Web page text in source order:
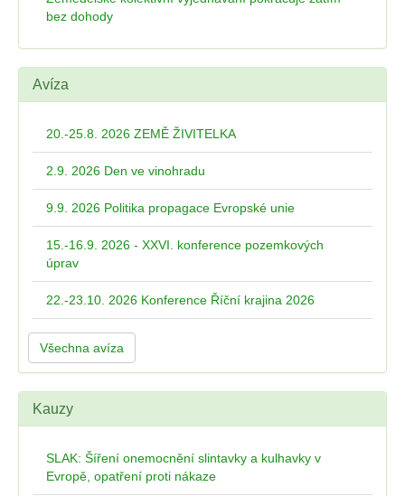
bez dohody
Avíza
20.-25.8. 2026 ZEMĚ ŽIVITELKA
2.9. 2026 Den ve vinohradu
9.9. 2026 Politika propagace Evropské unie
15.-16.9. 2026 - XXVI. konference pozemkových
úprav
22.-23.10. 2026 Konference Říční krajina 2026
Všechna avíza
Kauzy
SLAK: Šíření onemocnění slintavky a kulhavky v
Evropě, opatření proti nákaze